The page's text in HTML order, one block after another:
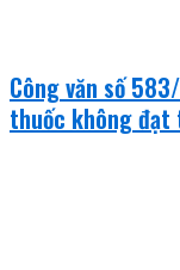
Công văn số
thuốc không